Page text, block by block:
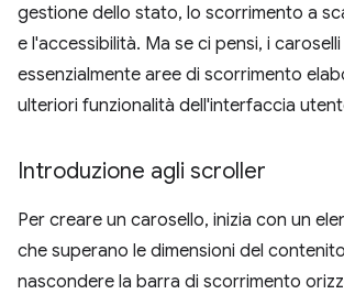
gestione dello stato, lo scorrimento a
e l'accessibilità. Ma se ci pensi, i
essenzialmente aree di scorrimento
ulteriori funzionalità dell'interfaccia
Introduzione agli scroller
Per creare un carosello, inizia con un
che superano le dimensioni del
nascondere la barra di scorrimento